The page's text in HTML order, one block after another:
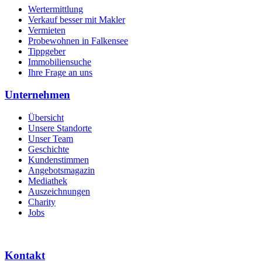
Wertermittlung
Verkauf besser mit Makler
Vermieten
Probewohnen in Falkensee
Tippgeber
Immobiliensuche
Ihre Frage an uns
Unternehmen
Übersicht
Unsere Standorte
Unser Team
Geschichte
Kundenstimmen
Angebotsmagazin
Mediathek
Auszeichnungen
Charity
Jobs
Kontakt